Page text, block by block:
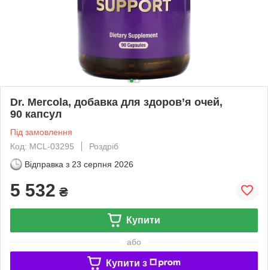
Dr. Mercola, добавка для здоров’я очей,
90 капсул
Під замовлення
Код: MCL-03295
Роздріб
Відправка з 23 серпня 2026
5 532 ₴
Купити
або
Купити з